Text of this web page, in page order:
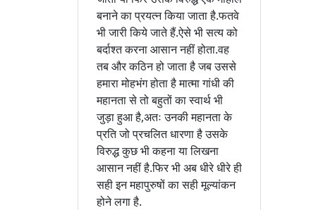
बनाने का प्रयत्न किया जाता है.फतवे
भी जारी किये जाते हैं.ऐसे भी सत्य को
बर्दाश्त करना आसान नहीं होता.वह
तब और कठिन हो जाता है जब उससे
हमारा मोहभंग होता है मात्मा गांधी की
महानता से तो बहुतों का स्वार्थ भी
जुड़ा हुआ है,अतः उनकी महानता के
प्रति जो प्रचलित धारणा है उसके
विरुद्ध कुछ भी कहना या लिखना
आसान नहीं है.फिर भी अब धीरे धीरे ही
सही इन महापुरुषों का सही मूल्यांकन
होने लगा है.